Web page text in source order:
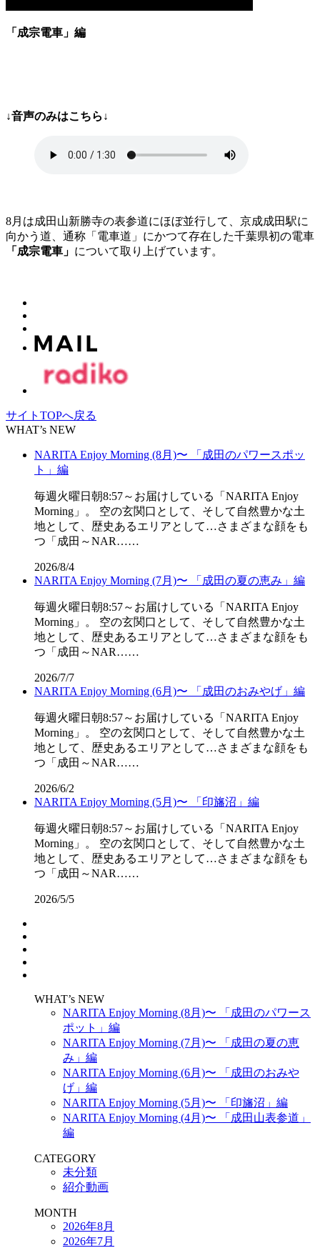
「成宗電車」 編
↓音声のみはこちら↓
8月は成田山新勝寺の表参道にほぼ並行して、京成成田駅に
向かう道、通称「電車道」にかつて存在した千葉県初の電車
「成宗電車」 について取り上げています。
サイトTOPへ戻る
WHAT’s NEW
NARITA Enjoy Morning (8月)〜 「成田のパワースポッ
ト」編
毎週火曜日朝8:57～お届けしている「NARITA Enjoy
Morning」。 空の玄関口として、そして自然豊かな土
地として、歴史あるエリアとして…さまざまな顔をも
つ「成田～NAR……
2026/8/4
NARITA Enjoy Morning (7月)〜 「成田の夏の恵み」編
毎週火曜日朝8:57～お届けしている「NARITA Enjoy
Morning」。 空の玄関口として、そして自然豊かな土
地として、歴史あるエリアとして…さまざまな顔をも
つ「成田～NAR……
2026/7/7
NARITA Enjoy Morning (6月)〜 「成田のおみやげ」編
毎週火曜日朝8:57～お届けしている「NARITA Enjoy
Morning」。 空の玄関口として、そして自然豊かな土
地として、歴史あるエリアとして…さまざまな顔をも
つ「成田～NAR……
2026/6/2
NARITA Enjoy Morning (5月)〜 「印旛沼」編
毎週火曜日朝8:57～お届けしている「NARITA Enjoy
Morning」。 空の玄関口として、そして自然豊かな土
地として、歴史あるエリアとして…さまざまな顔をも
つ「成田～NAR……
2026/5/5
WHAT’s NEW
NARITA Enjoy Morning (8月)〜 「成田のパワース
ポット」編
NARITA Enjoy Morning (7月)〜 「成田の夏の恵
み」編
NARITA Enjoy Morning (6月)〜 「成田のおみや
げ」編
NARITA Enjoy Morning (5月)〜 「印旛沼」編
NARITA Enjoy Morning (4月)〜 「成田山表参道」
編
CATEGORY
未分類
紹介動画
MONTH
2026年8月
2026年7月